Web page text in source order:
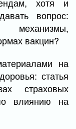
вопрос:
механизмы,
вакцин?
на
статья
страховых
влиянию на